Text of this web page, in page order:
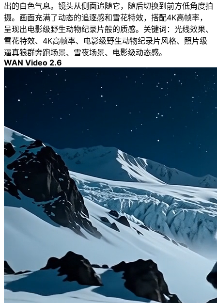
出的白色气息。镜头从侧面追随它，随后切换到前方低角度拍
摄。画面充满了动态的追逐感和雪花特效，搭配4K高帧率，
呈现出电影级野生动物纪录片般的质感。关键词：光线效果、
雪花特效、4K高帧率、电影级野生动物纪录片风格、照片级
逼真狼群奔跑场景、雪夜场景、电影级动态感。
WAN Video 2.6